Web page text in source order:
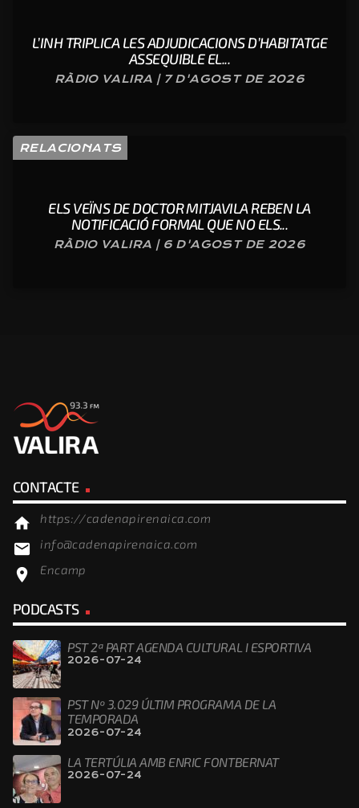
L’INH TRIPLICA LES ADJUDICACIONS D’HABITATGE
ASSEQUIBLE EL...
RÀDIO VALIRA | 7 D'AGOST DE 2026
RELACIONATS
ELS VEÏNS DE DOCTOR MITJAVILA REBEN LA
NOTIFICACIÓ FORMAL QUE NO ELS...
RÀDIO VALIRA | 6 D'AGOST DE 2026
CONTACTE
home https://cadenapirenaica.com
email info@cadenapirenaica.com
location_on Encamp
PODCASTS
PST 2ª PART AGENDA CULTURAL I ESPORTIVA
2026-07-24
PST Nº 3.029 ÚLTIM PROGRAMA DE LA
TEMPORADA
2026-07-24
LA TERTÚLIA AMB ENRIC FONTBERNAT
2026-07-24